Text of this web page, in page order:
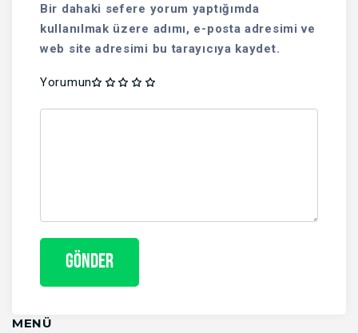
Bir dahaki sefere yorum yaptığımda
kullanılmak üzere adımı, e-posta adresimi ve
web site adresimi bu tarayıcıya kaydet.
Yorumun
MENÜ